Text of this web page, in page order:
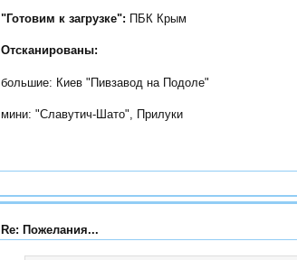
"Готовим к загрузке": ПБК Крым
Oтсканированы:
большие: Киев "Пивзавод на Подоле"
мини: "Славутич-Шато", Прилуки
Re: Пожелания...